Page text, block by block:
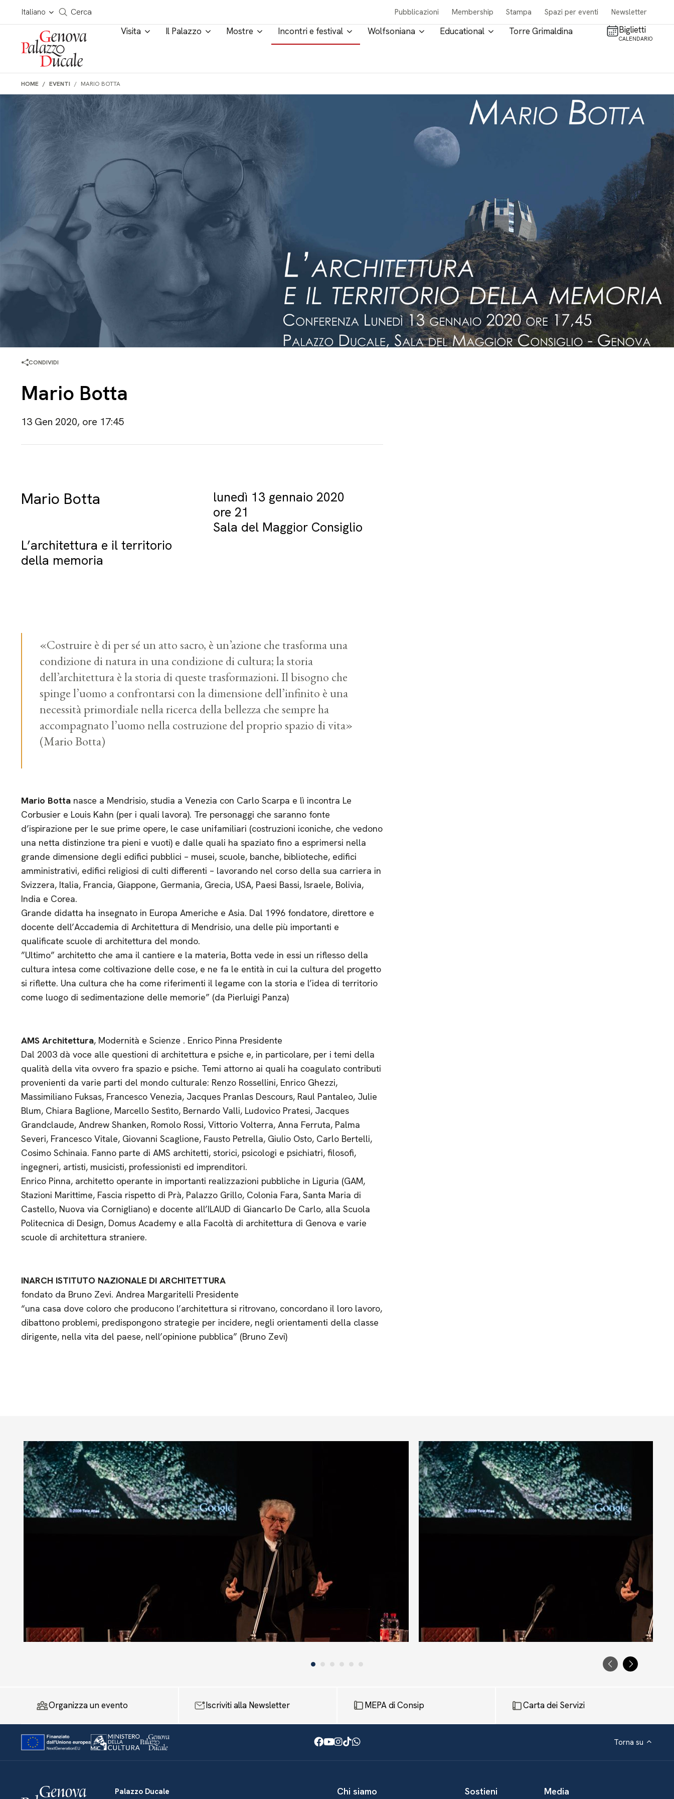
Salta al contenuto
Italiano
Cerca in tutto il sito
Cerca Pubblicazioni Membership Stampa Spazi per eventi Newsletter
Visita Il Palazzo Mostre Incontri e festival Wolfsoniana Educational Torre Grimaldina Biglietti
CALENDARIO
HOME EVENTI MARIO BOTTA
CONDIVIDI
Mario Botta
13 Gen 2020, ore 17:45
Mario Botta
L’architettura e il territorio
della memoria
lunedì 13 gennaio 2020
ore 21
Sala del Maggior Consiglio
«Costruire è di per sé un atto sacro, è un’azione che trasforma una
condizione di natura in una condizione di cultura; la storia
dell’architettura è la storia di queste trasformazioni. Il bisogno che
spinge l’uomo a confrontarsi con la dimensione dell’infinito è una
necessità primordiale nella ricerca della bellezza che sempre ha
accompagnato l’uomo nella costruzione del proprio spazio di vita»
(Mario Botta)
Mario Bottanasce a Mendrisio, studia a Venezia con Carlo Scarpa e lì incontra Le
Corbusier e Louis Kahn (per i quali lavora). Tre personaggi che saranno fonte
d’ispirazione per le sue prime opere, le case unifamiliari (costruzioni iconiche, che vedono
una netta distinzione tra pieni e vuoti) e dalle quali ha spaziato fino a esprimersi nella
grande dimensione degli edifici pubblici – musei, scuole, banche, biblioteche, edifici
amministrativi, edifici religiosi di culti differenti – lavorando nel corso della sua carriera in
Svizzera, Italia, Francia, Giappone, Germania, Grecia, USA, Paesi Bassi, Israele, Bolivia,
India e Corea.
Grande didatta ha insegnato in Europa Americhe e Asia. Dal 1996 fondatore, direttore e
docente dell’Accademia di Architettura di Mendrisio, una delle più importanti e
qualificate scuole di architettura del mondo.
”Ultimo” architetto che ama il cantiere e la materia, Botta vede in essi un riflesso della
cultura intesa come coltivazione delle cose, e ne fa le entità in cui la cultura del progetto
si riflette. Una cultura che ha come riferimenti il legame con la storia e l’idea di territorio
come luogo di sedimentazione delle memorie” (da Pierluigi Panza)
AMS Architettura, Modernità e Scienze . Enrico Pinna Presidente
Dal 2003 dà voce alle questioni di architettura e psiche e, in particolare, per i temi della
qualità della vita ovvero fra spazio e psiche. Temi attorno ai quali ha coagulato contributi
provenienti da varie parti del mondo culturale: Renzo Rossellini, Enrico Ghezzi,
Massimiliano Fuksas, Francesco Venezia, Jacques Pranlas Descours, Raul Pantaleo, Julie
Blum, Chiara Baglione, Marcello Sestìto, Bernardo Valli, Ludovico Pratesi, Jacques
Grandclaude, Andrew Shanken, Romolo Rossi, Vittorio Volterra, Anna Ferruta, Palma
Severi, Francesco Vitale, Giovanni Scaglione, Fausto Petrella, Giulio Osto, Carlo Bertelli,
Cosimo Schinaia. Fanno parte di AMS architetti, storici, psicologi e psichiatri, filosofi,
ingegneri, artisti, musicisti, professionisti ed imprenditori.
Enrico Pinna, architetto operante in importanti realizzazioni pubbliche in Liguria (GAM,
Stazioni Marittime, Fascia rispetto di Prà, Palazzo Grillo, Colonia Fara, Santa Maria di
Castello, Nuova via Cornigliano) e docente all’ILAUD di Giancarlo De Carlo, alla Scuola
Politecnica di Design, Domus Academy e alla Facoltà di architettura di Genova e varie
scuole di architettura straniere.
INARCH ISTITUTO NAZIONALE DI ARCHITETTURA
fondato da Bruno Zevi. Andrea Margaritelli Presidente
“una casa dove coloro che producono l’architettura si ritrovano, concordano il loro lavoro,
dibattono problemi, predispongono strategie per incidere, negli orientamenti della classe
dirigente, nella vita del paese, nell’opinione pubblica” (Bruno Zevi)
PRECEDENTE
Organizza un evento Iscriviti alla Newsletter MEPA di Consip Carta dei Servizi
Facebook
Youtube
Instagram
TikTok
WhatsApp Torna su
Palazzo Ducale Chi siamo Sostieni Media